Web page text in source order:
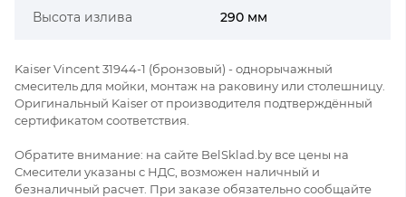
Высота излива 290 мм
Kaiser Vincent 31944-1 (бронзовый) - однорычажный
смеситель для мойки, монтаж на раковину или столешницу.
Оригинальный Kaiser от производителя подтверждённый
сертификатом соответствия.
Обратите внимание: на сайте BelSklad.by все цены на
Смесители указаны с НДС, возможен наличный и
безналичный расчет. При заказе обязательно сообщайте